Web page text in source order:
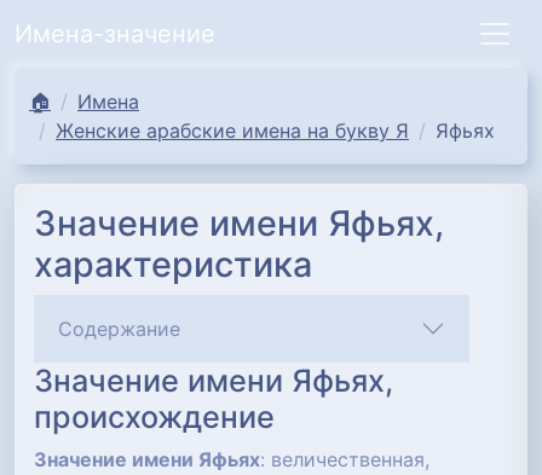
Имена-значение
🏠
Имена
Женские арабские имена на букву Я
Яфьях
Значение имени Яфьях,
характеристика
Содержание
Значение имени Яфьях,
происхождение
Значение имени Яфьях: величественная,